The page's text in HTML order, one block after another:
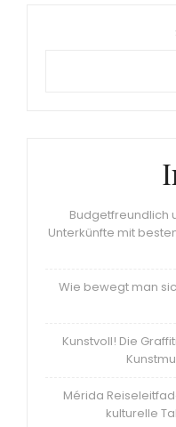
Budgetfreundlich
Unterkünfte mit
Wie bewegt man
Kunstvoll! Die
Mérida
kulturelle